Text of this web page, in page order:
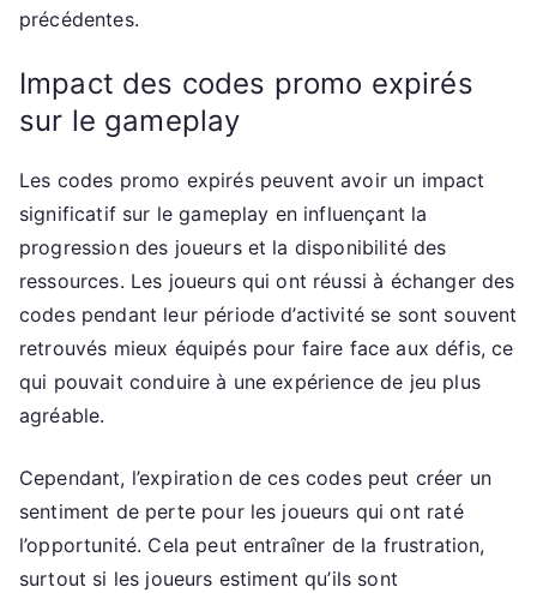
précédentes.
Impact des codes promo expirés
sur le gameplay
Les codes promo expirés peuvent avoir un impact
significatif sur le gameplay en influençant la
progression des joueurs et la disponibilité des
ressources. Les joueurs qui ont réussi à échanger des
codes pendant leur période d’activité se sont souvent
retrouvés mieux équipés pour faire face aux défis, ce
qui pouvait conduire à une expérience de jeu plus
agréable.
Cependant, l’expiration de ces codes peut créer un
sentiment de perte pour les joueurs qui ont raté
l’opportunité. Cela peut entraîner de la frustration,
surtout si les joueurs estiment qu’ils sont